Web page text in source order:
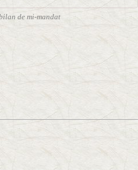
de mi-mandat